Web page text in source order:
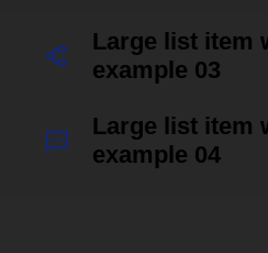
Large list item
example 03
Large list item
example 04